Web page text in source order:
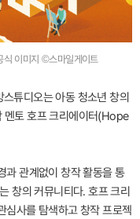
식 이미지 ©스마일게이트
튜디오는 아동 청소년 창의
멘토 호프 크리에이터(Hope
과 관계없이 창작 활동을 통
창의 커뮤니티다. 호프 크리
심사를 탐색하고 창작 프로젝